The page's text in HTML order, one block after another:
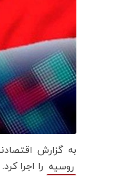
به گزارش
روسیه را اجرا کرد.